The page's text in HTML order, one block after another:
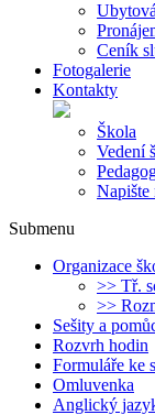
Ceník
Fotogalerie
Kontakty
Škola
Vedení
Napište
Submenu
Organizace
>> Tř.
>>
Sešity a
Rozvrh hodin
Formuláře ke
Omluvenka
Anglický